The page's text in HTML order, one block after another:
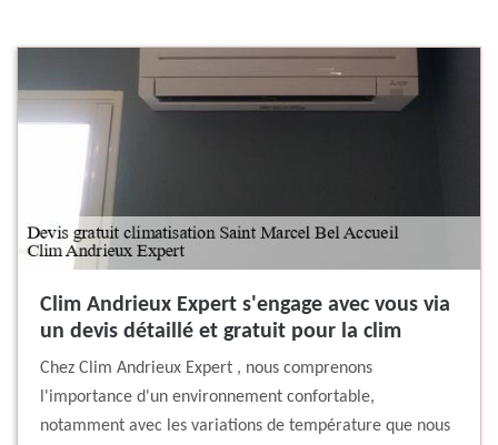
Clim Andrieux Expert s'engage avec vous via
un devis détaillé et gratuit pour la clim
Chez Clim Andrieux Expert , nous comprenons
l'importance d'un environnement confortable,
notamment avec les variations de température que nous